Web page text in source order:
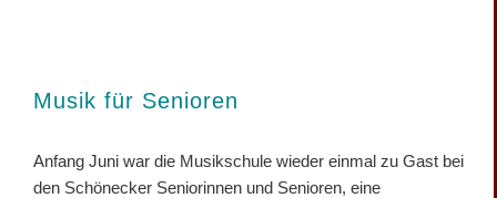
Musik für Senioren
Anfang Juni war die Musikschule wieder einmal zu Gast bei
den Schönecker Seniorinnen und Senioren, eine